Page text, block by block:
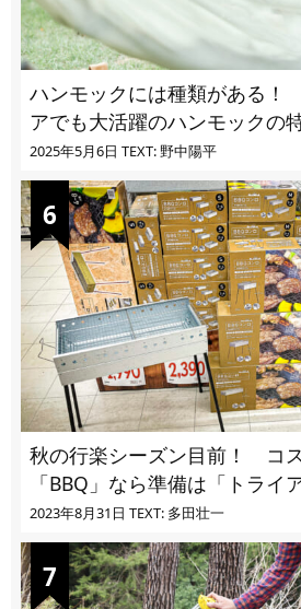
ハンモックには種類がある
アでも大活躍のハンモックの
ツとは
2025年5月6日 TEXT: 野中陽平
秋の行楽シーズン目前！ コ
「BBQ」なら準備は「トライ
2023年8月31日 TEXT: 多田壮一